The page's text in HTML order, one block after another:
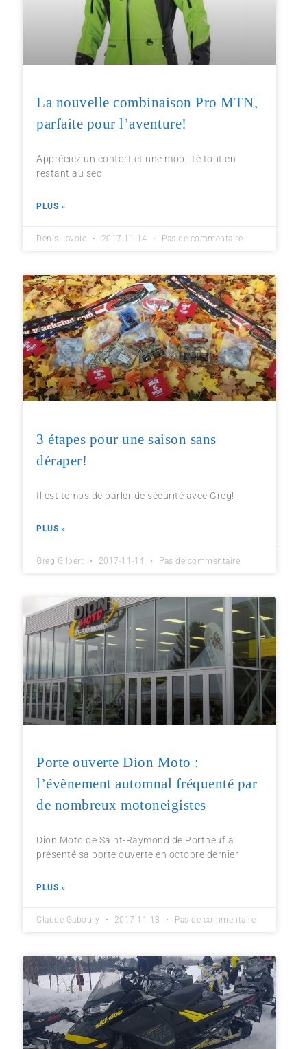
La nouvelle combinaison Pro MTN,
parfaite pour l’aventure!
Appréciez un confort et une mobilité tout en
restant au sec
PLUS »
Denis Lavoie 2017-11-14 Pas de commentaire
3 étapes pour une saison sans
déraper!
Il est temps de parler de sécurité avec Greg!
PLUS »
Greg Gilbert 2017-11-14 Pas de commentaire
Porte ouverte Dion Moto :
l’évènement automnal fréquenté par
de nombreux motoneigistes
Dion Moto de Saint-Raymond de Portneuf a
présenté sa porte ouverte en octobre dernier
PLUS »
Claude Gaboury 2017-11-13 Pas de commentaire